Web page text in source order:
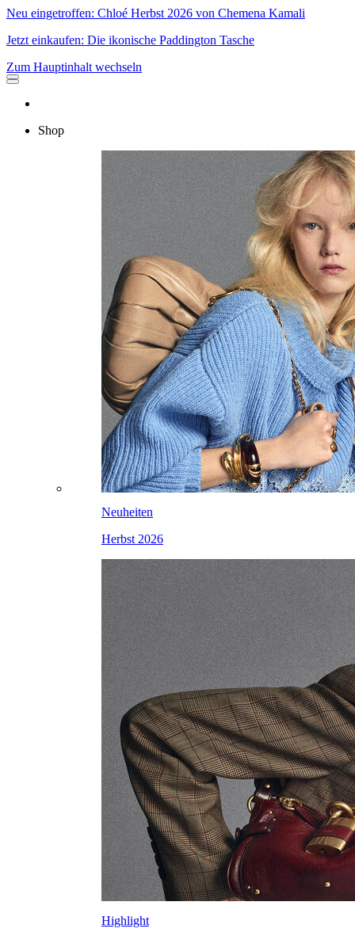
Neu eingetroffen: Chloé Herbst 2026 von Chemena Kamali
Jetzt einkaufen: Die ikonische Paddington Tasche
Zum Hauptinhalt wechseln
Shop
Neuheiten
Herbst 2026
Highlight